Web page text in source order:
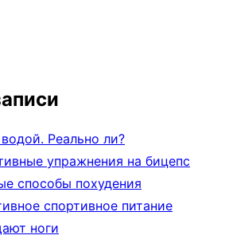
Реально ли?
упражнения на бицепс
способы похудения
спортивное питание
ноги